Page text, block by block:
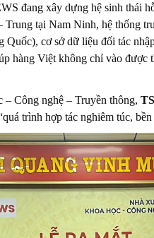
đang xây dựng hệ sinh thái
Trung tại Nam Ninh, hệ thống
Quốc), cơ sở dữ liệu đối tác
hàng Việt không chỉ vào được
Công nghệ – Truyền thông,
trình hợp tác nghiêm túc,